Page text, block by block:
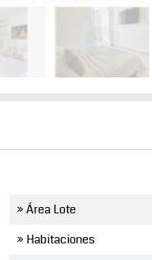
» Área Lote
» Habitaciones